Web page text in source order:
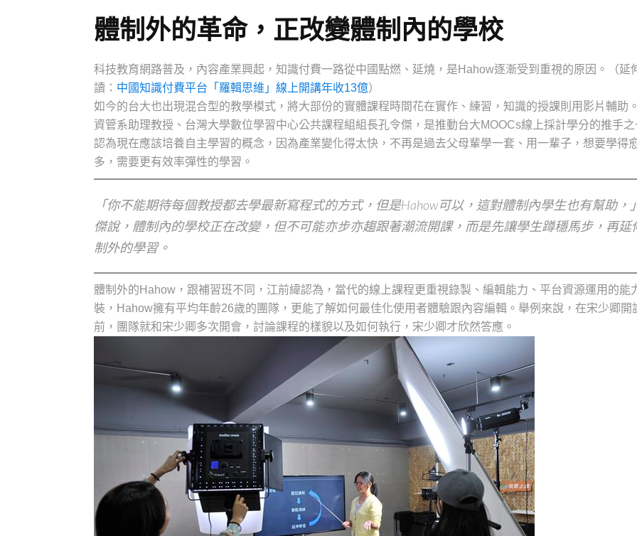
體制外的革命，正改變體制內的學校
科技教育網路普及，內容產業興起，知識付費一路從中國點燃、延燒，是Hahow逐漸受到重視的原因。（延
讀： 中國知識付費平台「羅輯思維」線上開講年收13億）
如今的台大也出現混合型的教學模式，將大部份的實體課程時間花在實作、練習，知識的授課則用影片輔助
資管系助理教授、台灣大學數位學習中心公共課程組組長孔令傑，是推動台大MOOCs線上採計學分的推手
認為現在應該培養自主學習的概念，因為產業變化得太快，不再是過去父母輩學一套、用一輩子，想要學得
多，需要更有效率彈性的學習。
「你不能期待每個教授都去學最新寫程式的方式，但是Hahow可以，這對體制內學生也有幫助，
傑說，體制內的學校正在改變，但不可能亦步亦趨跟著潮流開課，而是先讓學生蹲穩馬步，再延
制外的學習。
體制外的Hahow，跟補習班不同，江前緯認為，當代的線上課程更重視錄製、編輯能力、平台資源運用的能
裝，Hahow擁有平均年齡26歲的團隊，更能了解如何最佳化使用者體驗跟內容編輯。舉例來說，在宋少卿開
前，團隊就和宋少卿多次開會，討論課程的樣貌以及如何執行，宋少卿才欣然答應。